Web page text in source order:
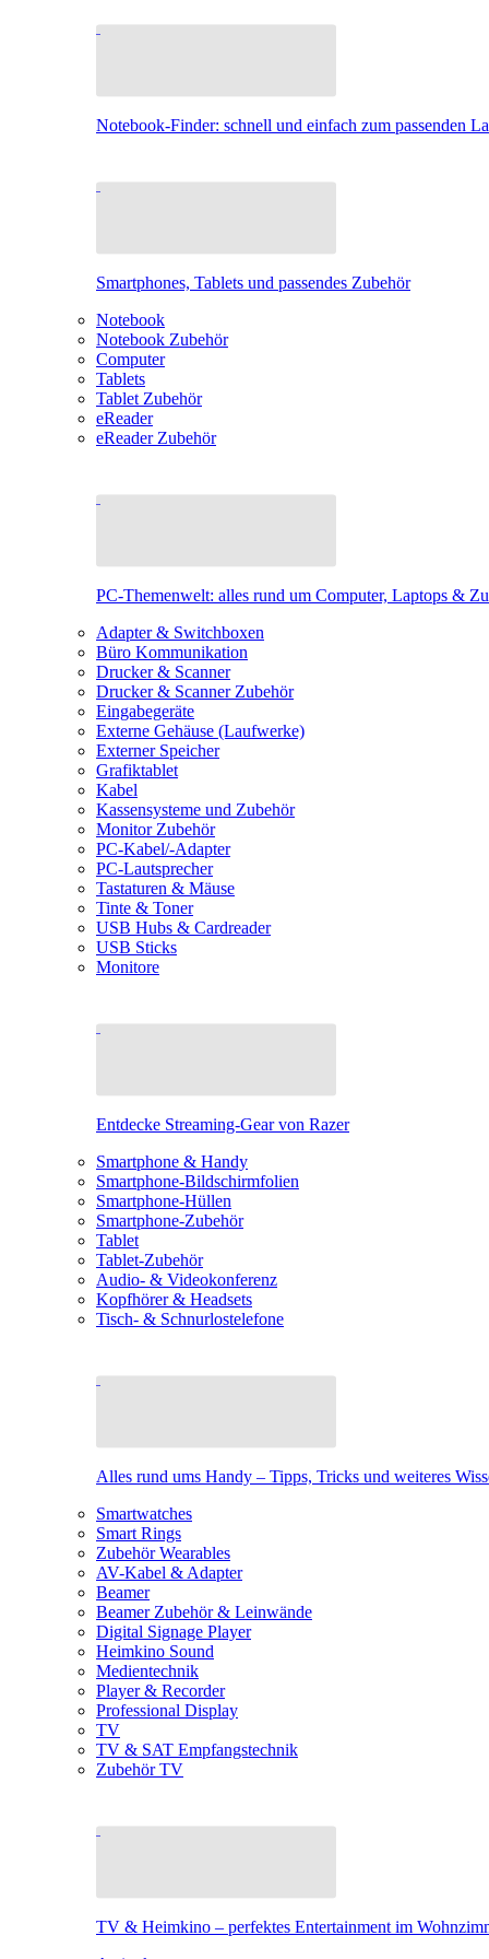
Notebook-Finder: schnell und einfach zum passenden
Smartphones, Tablets und passendes Zubehör
Notebook
Notebook Zubehör
Computer
Tablets
Tablet Zubehör
eReader
eReader Zubehör
PC-Themenwelt: alles rund um Computer, Laptops &
Adapter & Switchboxen
Büro Kommunikation
Drucker & Scanner
Drucker & Scanner Zubehör
Eingabegeräte
Externe Gehäuse (Laufwerke)
Externer Speicher
Grafiktablet
Kabel
Kassensysteme und Zubehör
Monitor Zubehör
PC-Kabel/-Adapter
PC-Lautsprecher
Tastaturen & Mäuse
Tinte & Toner
USB Hubs & Cardreader
USB Sticks
Monitore
Entdecke Streaming-Gear von Razer
Smartphone & Handy
Smartphone-Bildschirmfolien
Smartphone-Hüllen
Smartphone-Zubehör
Tablet
Tablet-Zubehör
Audio- & Videokonferenz
Kopfhörer & Headsets
Tisch- & Schnurlostelefone
Alles rund ums Handy – Tipps, Tricks und weiteres
Smartwatches
Smart Rings
Zubehör Wearables
AV-Kabel & Adapter
Beamer
Beamer Zubehör & Leinwände
Digital Signage Player
Heimkino Sound
Medientechnik
Player & Recorder
Professional Display
TV
TV & SAT Empfangstechnik
Zubehör TV
TV & Heimkino – perfektes Entertainment im